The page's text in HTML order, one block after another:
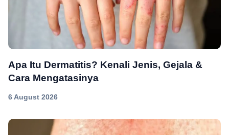
Apa Itu Dermatitis? Kenali Jenis, Gejala &
Cara Mengatasinya
6 August 2026